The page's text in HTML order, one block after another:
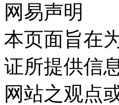
网易声明
本页面旨在
证所提供信
网站之观点